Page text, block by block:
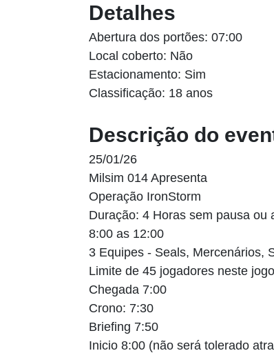
Detalhes
Abertura dos portões: 07:00
Local coberto: Não
Estacionamento: Sim
Classificação: 18 anos
Descrição do
25/01/26
Milsim 014 Apresenta
Operação IronStorm
Duração: 4 Horas sem pausa ou
8:00 as 12:00
3 Equipes - Seals, Mercenários,
Limite de 45 jogadores neste
Chegada 7:00
Crono: 7:30
Briefing 7:50
Inicio 8:00 (não será tolerado